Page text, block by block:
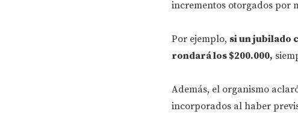
incrementos otorgados por
Por ejemplo, si un jubilado
rondará los $200.000,
Además, el organismo
incorporados al haber